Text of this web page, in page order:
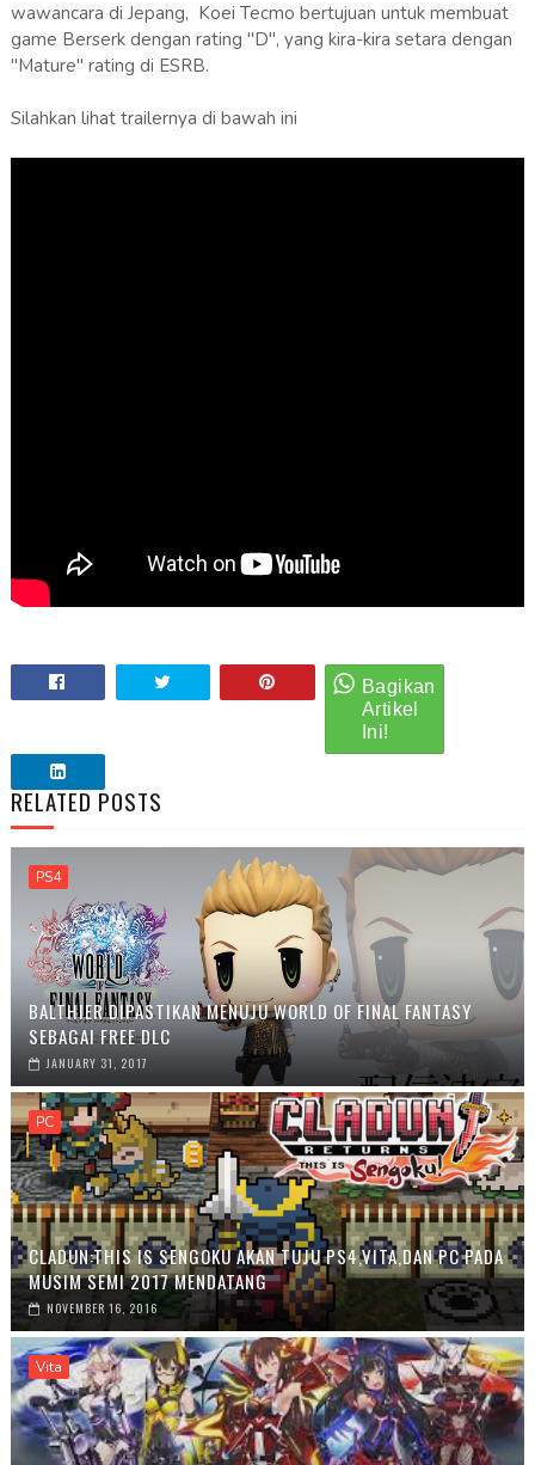
wawancara di Jepang, Koei Tecmo bertujuan untuk membuat
game Berserk dengan rating "D", yang kira-kira setara dengan
"Mature" rating di ESRB.
Silahkan lihat trailernya di bawah ini
RELATED POSTS
PS4
BALTHIER DIPASTIKAN MENUJU WORLD OF FINAL FANTASY
SEBAGAI FREE DLC
JANUARY 31, 2017
PC
CLADUN:THIS IS SENGOKU AKAN TUJU PS4,VITA,DAN PC PADA
MUSIM SEMI 2017 MENDATANG
NOVEMBER 16, 2016
Vita